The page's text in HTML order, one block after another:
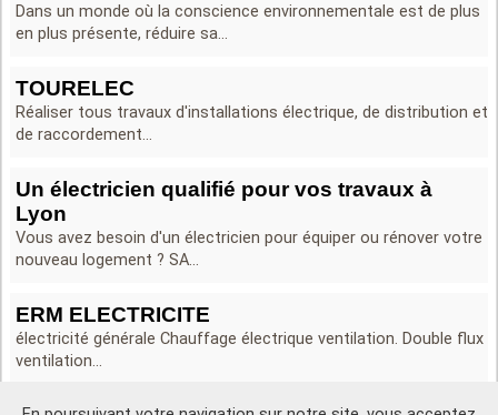
Dans un monde où la conscience environnementale est de plus
en plus présente, réduire sa...
TOURELEC
Réaliser tous travaux d'installations électrique, de distribution et
de raccordement...
Un électricien qualifié pour vos travaux à
Lyon
Vous avez besoin d'un électricien pour équiper ou rénover votre
nouveau logement ? SA...
ERM ELECTRICITE
électricité générale Chauffage électrique ventilation. Double flux
ventilation...